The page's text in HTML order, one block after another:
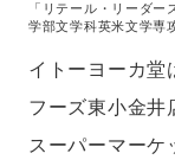
「リテール・リーダ
学部文学科英米文学専
専門誌『販売革新』編
間、世界最大級の食
20年5月ロコガイド入
月、メディアの『リテ
集長就任。一般社団法
「スーパーマーケット
イトーヨーカ堂
フーズ東小金井
スーパーマーケ